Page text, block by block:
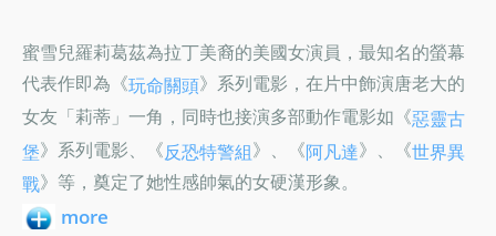
蜜雪兒羅莉葛茲為拉丁美裔的美國女演員，最知名的螢幕
代表作即為《玩命關頭》系列電影，在片中飾演唐老大的
女友「莉蒂」一角，同時也接演多部動作電影如《惡靈古
堡》系列電影、《反恐特警組》、《阿凡達》、《世界異
戰》等，奠定了她性感帥氣的女硬漢形象。
more